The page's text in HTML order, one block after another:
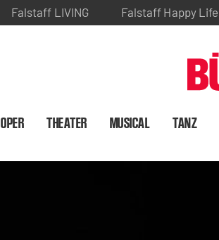
Falstaff LIVING Falstaff Happy Life
OPER THEATER MUSICAL TANZ